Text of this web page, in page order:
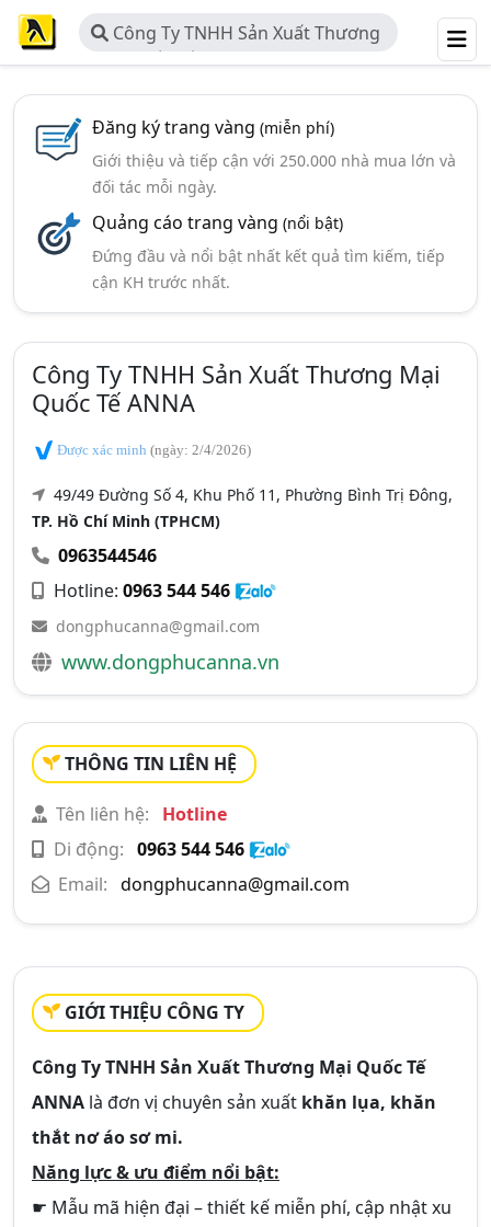
Công Ty TNHH Sản Xuất Thương
Mại Quốc Tế ANNA
Đăng ký trang vàng (miễn phí)
Giới thiệu và tiếp cận với 250.000 nhà mua lớn và
đối tác mỗi ngày.
Quảng cáo trang vàng (nổi bật)
Đứng đầu và nổi bật nhất kết quả tìm kiếm, tiếp
cận KH trước nhất.
Công Ty TNHH Sản Xuất Thương Mại
Quốc Tế ANNA
Được xác minh (ngày: 2/4/2026)
49/49 Đường Số 4, Khu Phố 11, Phường Bình Trị Đông,
TP. Hồ Chí Minh (TPHCM)
0963544546
Hotline: 0963 544 546
dongphucanna@gmail.com
www.dongphucanna.vn
THÔNG TIN LIÊN HỆ
Tên liên hệ:
Hotline
Di động: 0963 544 546
Email: dongphucanna@gmail.com
GIỚI THIỆU CÔNG TY
Công Ty TNHH Sản Xuất Thương Mại Quốc Tế
ANNA là đơn vị chuyên sản xuất khăn lụa, khăn
thắt nơ áo sơ mi.
Năng lực & ưu điểm nổi bật:
☛ Mẫu mã hiện đại – thiết kế miễn phí, cập nhật xu